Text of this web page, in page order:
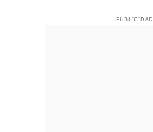
PUBLICIDAD